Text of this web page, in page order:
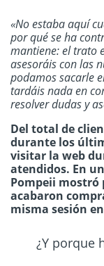
«No estaba aquí
por qué se ha
mantiene: el trato
asesoráis con las
podamos sacarle
tardáis nada en
resolver dudas y
Del total de
durante los
visitar la web
atendidos. En
Pompeii mostró
acabaron
misma sesión
¿Y porque